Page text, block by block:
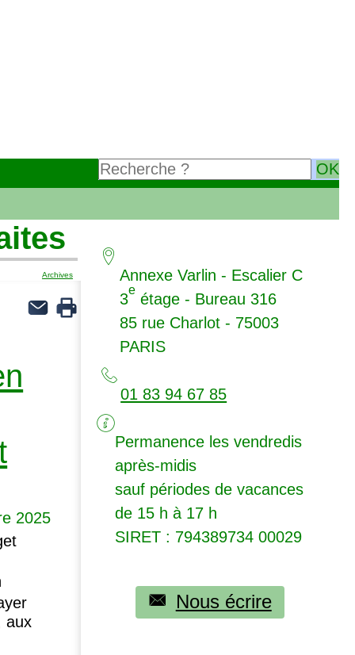
Archives
2025
aux
Annexe Varlin - Escalier C
3
e
étage - Bureau 316
85 rue Charlot - 75003
PARIS
01 83 94 67 85
Permanence les vendredis
après-midis
sauf périodes de vacances
de 15 h à 17 h
SIRET : 794389734 00029
Nous écrire